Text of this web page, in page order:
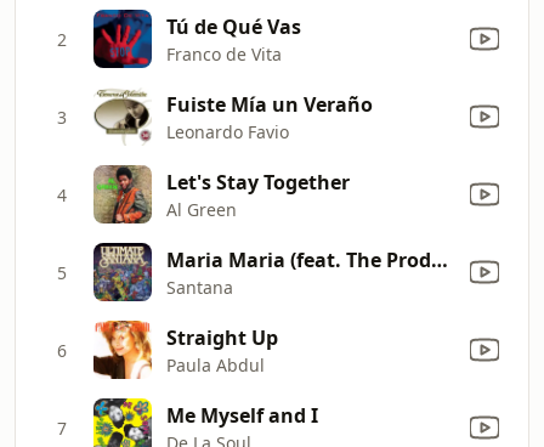
2 Tú de Qué Vas
Franco de Vita
3 Fuiste Mía un Veraño
Leonardo Favio
4 Let's Stay Together
Al Green
5 Maria Maria (feat. The Product G&B) [Radio Mix]
Santana
6 Straight Up
Paula Abdul
7 Me Myself and I
De La Soul